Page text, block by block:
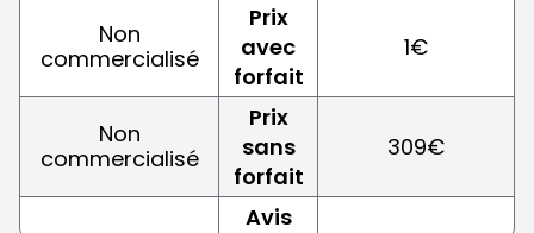
Non
commercialisé
Prix
avec
forfait
1€
Non
commercialisé
Prix
sans
forfait
309€
Avis